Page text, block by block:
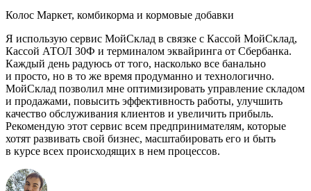
Колос Маркет, комбикорма и кормовые добавки
Я использую сервис МойСклад в связке с Кассой МойСклад,
Кассой АТОЛ 30Ф и терминалом эквайринга от Сбербанка.
Каждый день радуюсь от того, насколько все банально
и просто, но в то же время продуманно и технологично.
МойСклад позволил мне оптимизировать управление складом
и продажами, повысить эффективность работы, улучшить
качество обслуживания клиентов и увеличить прибыль.
Рекомендую этот сервис всем предпринимателям, которые
хотят развивать свой бизнес, масштабировать его и быть
в курсе всех происходящих в нем процессов.